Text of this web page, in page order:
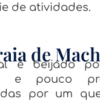
de atividades.
de
é beijado
e pouco
por um